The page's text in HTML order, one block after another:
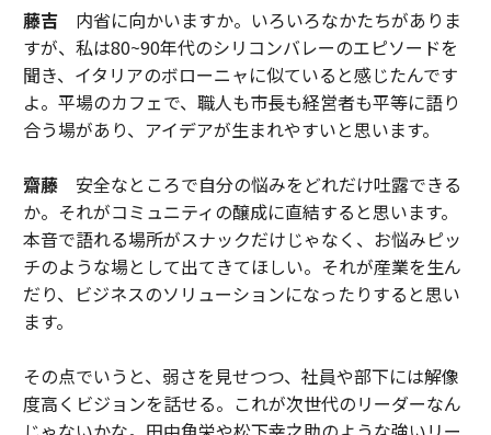
藤吉内省に向かいますか。いろいろなかたちがありま
すが、私は80~90年代のシリコンバレーのエピソードを
聞き、イタリアのボローニャに似ていると感じたんです
よ。平場のカフェで、職人も市長も経営者も平等に語り
合う場があり、アイデアが生まれやすいと思います。
齋藤安全なところで自分の悩みをどれだけ吐露できる
か。それがコミュニティの醸成に直結すると思います。
本音で語れる場所がスナックだけじゃなく、お悩みピッ
チのような場として出てきてほしい。それが産業を生ん
だり、ビジネスのソリューションになったりすると思い
ます。
その点でいうと、弱さを見せつつ、社員や部下には解像
度高くビジョンを話せる。これが次世代のリーダーなん